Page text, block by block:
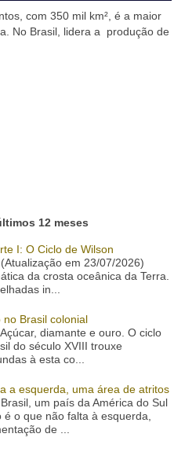
com 350 mil km², é a maior
No Brasil, lidera a produção de
12 meses
I: O Ciclo de Wilson
em 23/07/2026)
da crosta oceânica da Terra.
in...
Brasil colonial
diamante e ouro. O ciclo
do século XVIII trouxe
à esta co...
a esquerda, uma área de atritos
um país da América do Sul
é o que não falta à esquerda,
de ...